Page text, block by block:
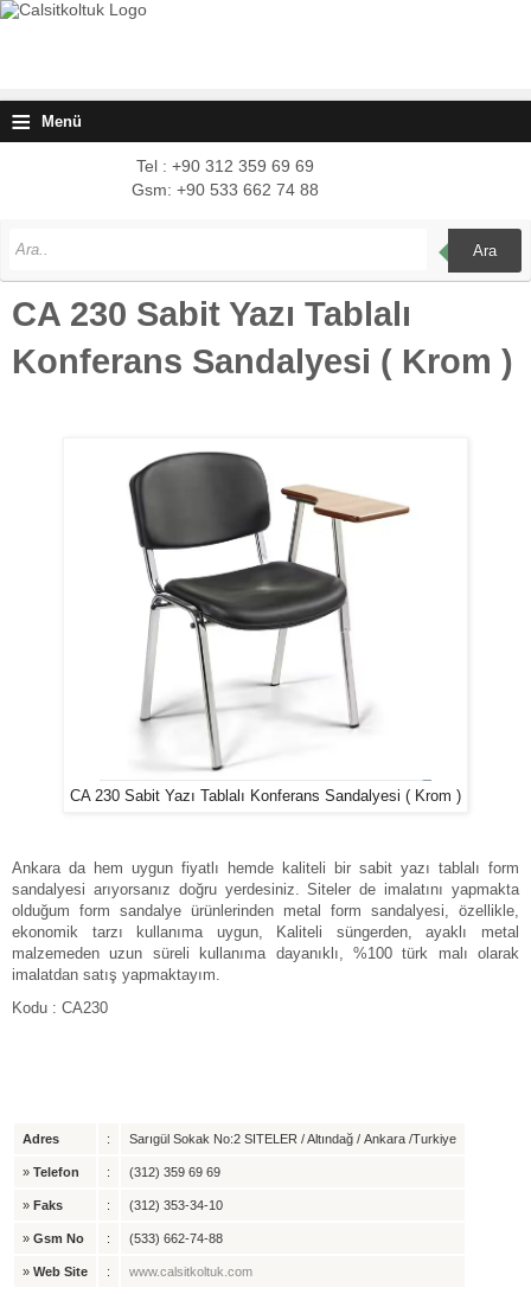
≡ Menü
Tel : +90 312 359 69 69
Gsm: +90 533 662 74 88
Ara
CA 230 Sabit Yazı Tablalı
Konferans Sandalyesi ( Krom )
CA 230 Sabit Yazı Tablalı Konferans Sandalyesi ( Krom )
Ankara da hem uygun fiyatlı hemde kaliteli bir sabit yazı tablalı form
sandalyesi arıyorsanız doğru yerdesiniz. Siteler de imalatını yapmakta
olduğum form sandalye ürünlerinden metal form sandalyesi, özellikle,
ekonomik tarzı kullanıma uygun, Kaliteli süngerden, ayaklı metal
malzemeden uzun süreli kullanıma dayanıklı, %100 türk malı olarak
imalatdan satış yapmaktayım.
Kodu : CA230
Adres : Sarıgül Sokak No:2 SITELER / Altındağ / Ankara /Turkiye
» Telefon : (312) 359 69 69
» Faks : (312) 353-34-10
» Gsm No : (533) 662-74-88
» Web Site : www.calsitkoltuk.com